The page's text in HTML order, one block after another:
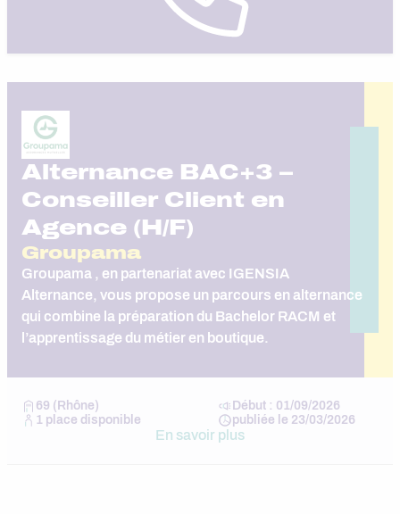
Alternance BAC+3 –
Conseiller Client en
Agence (H/F)
Groupama
Groupama , en partenariat avec IGENSIA
Alternance, vous propose un parcours en alternance
qui combine la préparation du Bachelor RACM et
l’apprentissage du métier en boutique.
69 (Rhône)
Début : 01/09/2026
1 place disponible
publiée le 23/03/2026
En savoir plus